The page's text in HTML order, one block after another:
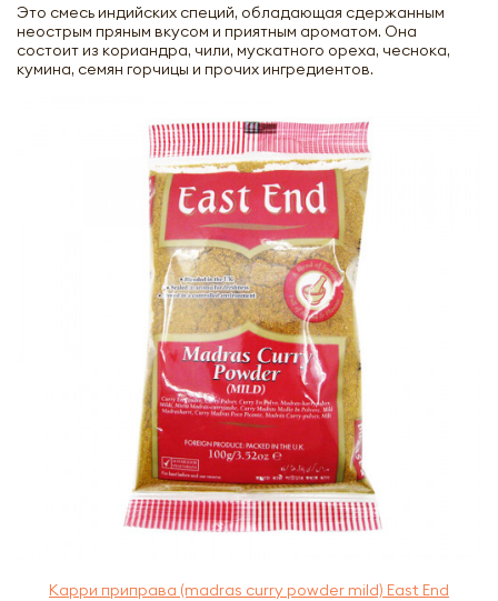
Это смесь индийских специй, обладающая сдержанным
неострым пряным вкусом и приятным ароматом. Она
состоит из кориандра, чили, мускатного ореха, чеснока,
кумина, семян горчицы и прочих ингредиентов.
Карри приправа (madras curry powder mild) East End